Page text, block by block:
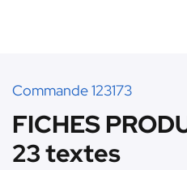
Commande 123173
FICHES
23 textes